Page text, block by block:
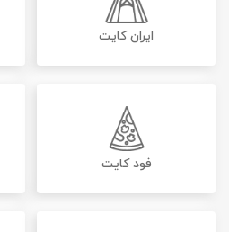
ایران کایت
فود کایت